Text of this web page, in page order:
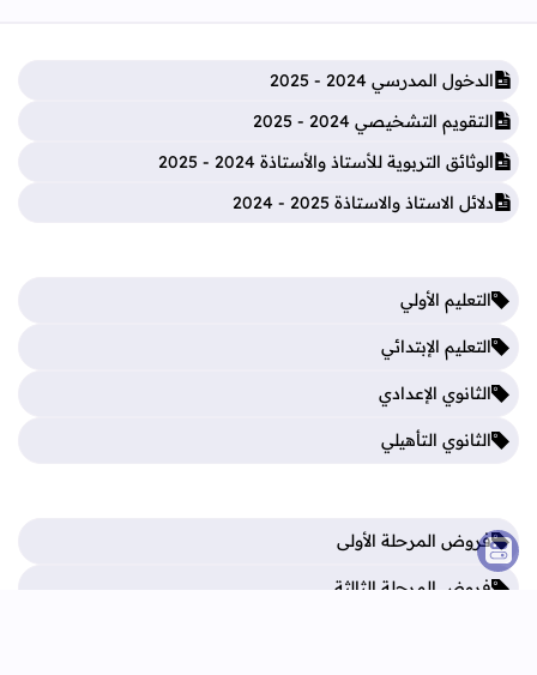
الدخول المدرسي 2024 - 2025
التقويم التشخيصي 2024 - 2025
الوثائق التربوية للأستاذ والأستاذة 2024 - 2025
دلائل الاستاذ والاستاذة 2025 - 2024
التعليم الأولي
التعليم الإبتدائي
الثانوي الإعدادي
الثانوي التأهيلي
فروض المرحلة الأولى
فروض المرحلة الثالثة